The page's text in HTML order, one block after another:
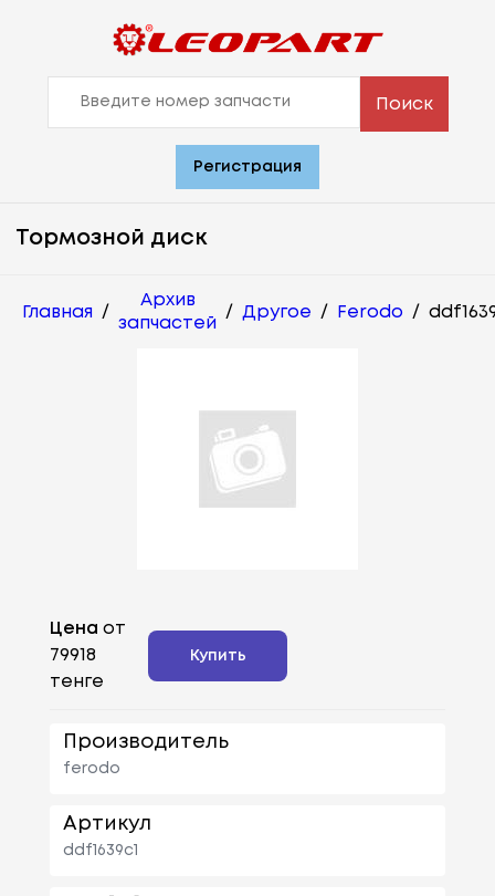
Поиск
Регистрация
Тормозной диск
Главная /
Архив
запчастей
/ Другое / Ferodo /
Цена от
79918
тенге
Купить
Производитель
ferodo
Артикул
ddf1639c1